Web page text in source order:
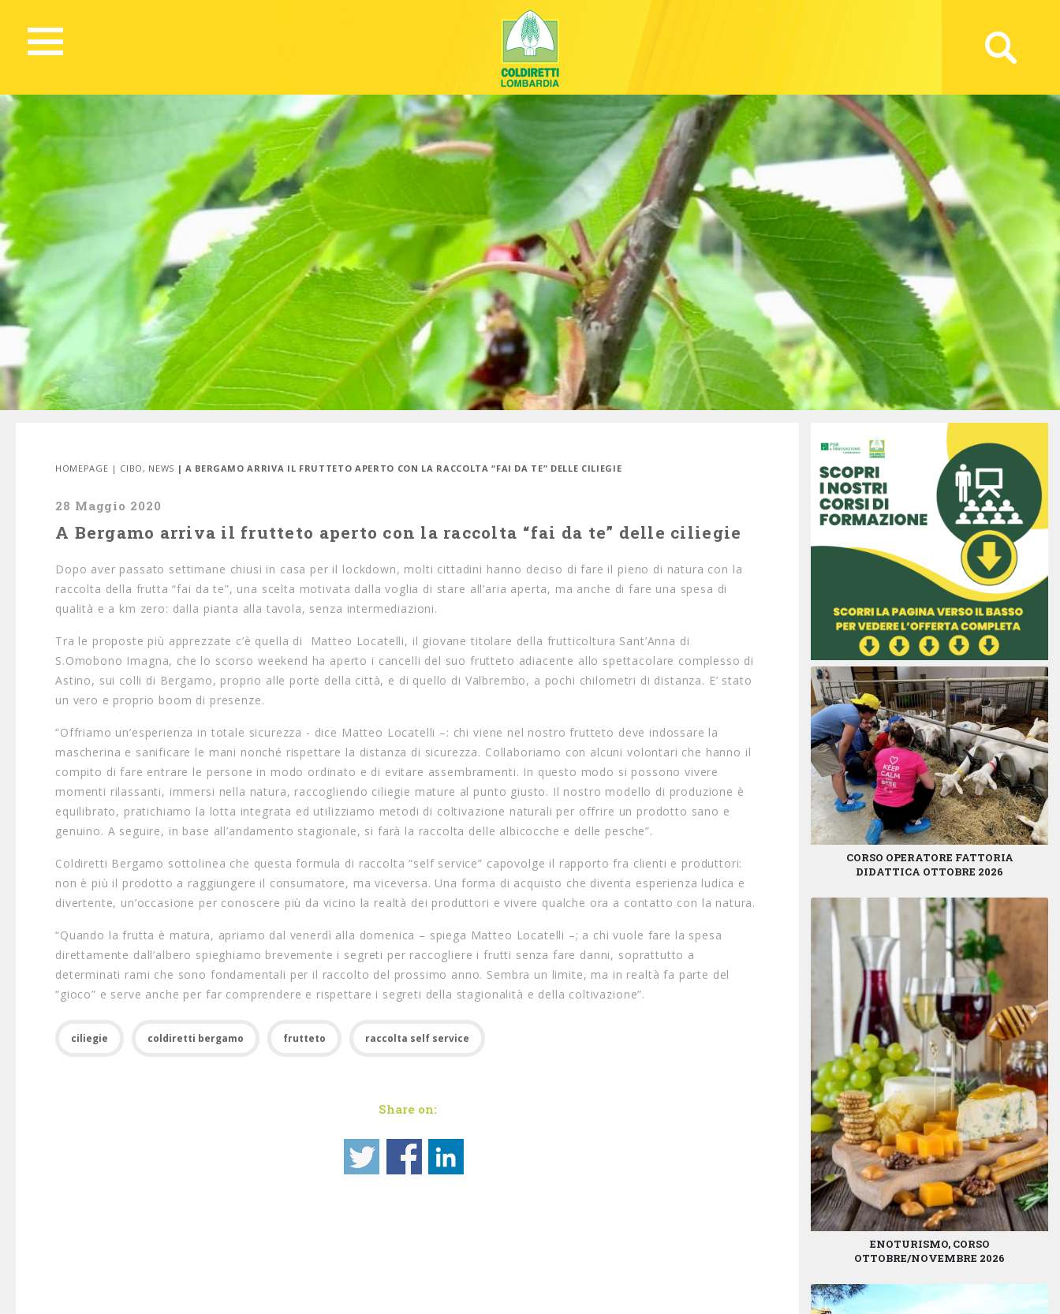
HOMEPAGE | CIBO, NEWS | A BERGAMO ARRIVA IL FRUTTETO APERTO CON LA RACCOLTA “FAI DA TE” DELLE CILIEGIE
28 Maggio 2020
A Bergamo arriva il frutteto aperto con la raccolta “fai da te” delle ciliegie
Dopo aver passato settimane chiusi in casa per il lockdown, molti cittadini hanno deciso di fare il pieno di natura con la
raccolta della frutta “fai da te”, una scelta motivata dalla voglia di stare all’aria aperta, ma anche di fare una spesa di
qualità e a km zero: dalla pianta alla tavola, senza intermediazioni.
Tra le proposte più apprezzate c’è quella di Matteo Locatelli, il giovane titolare della frutticoltura Sant’Anna di
S.Omobono Imagna, che lo scorso weekend ha aperto i cancelli del suo frutteto adiacente allo spettacolare complesso di
Astino, sui colli di Bergamo, proprio alle porte della città, e di quello di Valbrembo, a pochi chilometri di distanza. E’ stato
un vero e proprio boom di presenze.
“Offriamo un’esperienza in totale sicurezza - dice Matteo Locatelli –: chi viene nel nostro frutteto deve indossare la
mascherina e sanificare le mani nonché rispettare la distanza di sicurezza. Collaboriamo con alcuni volontari che hanno il
compito di fare entrare le persone in modo ordinato e di evitare assembramenti. In questo modo si possono vivere
momenti rilassanti, immersi nella natura, raccogliendo ciliegie mature al punto giusto. Il nostro modello di produzione è
equilibrato, pratichiamo la lotta integrata ed utilizziamo metodi di coltivazione naturali per offrire un prodotto sano e
genuino. A seguire, in base all’andamento stagionale, si farà la raccolta delle albicocche e delle pesche”.
Coldiretti Bergamo sottolinea che questa formula di raccolta “self service” capovolge il rapporto fra clienti e produttori:
non è più il prodotto a raggiungere il consumatore, ma viceversa. Una forma di acquisto che diventa esperienza ludica e
divertente, un’occasione per conoscere più da vicino la realtà dei produttori e vivere qualche ora a contatto con la natura.
“Quando la frutta è matura, apriamo dal venerdì alla domenica – spiega Matteo Locatelli –; a chi vuole fare la spesa
direttamente dall’albero spieghiamo brevemente i segreti per raccogliere i frutti senza fare danni, soprattutto a
determinati rami che sono fondamentali per il raccolto del prossimo anno. Sembra un limite, ma in realtà fa parte del
“gioco” e serve anche per far comprendere e rispettare i segreti della stagionalità e della coltivazione”.
ciliegie coldiretti bergamo frutteto raccolta self service
Share on:
CORSO OPERATORE FATTORIA
DIDATTICA OTTOBRE 2026
ENOTURISMO, CORSO
OTTOBRE/NOVEMBRE 2026